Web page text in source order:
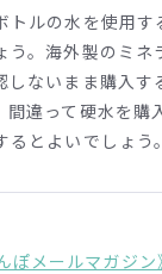
トルの水を使用す
う。海外製のミネ
しないまま購入す
間違って硬水を購
とよいでしょう。
ぽメールマガジ